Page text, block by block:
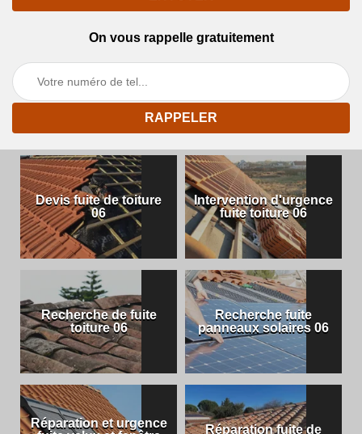
On vous rappelle gratuitement
Devis fuite de toiture
06
Intervention d'urgence
fuite toiture 06
Recherche de fuite
toiture 06
Recherche fuite
panneaux solaires 06
Réparation et urgence
Réparation fuite de